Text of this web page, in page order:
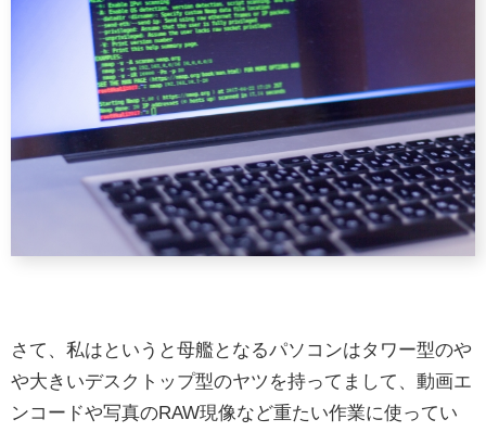
さて、私はというと母艦となるパソコンはタワー型のや
や大きいデスクトップ型のヤツを持ってまして、動画エ
ンコードや写真のRAW現像など重たい作業に使ってい